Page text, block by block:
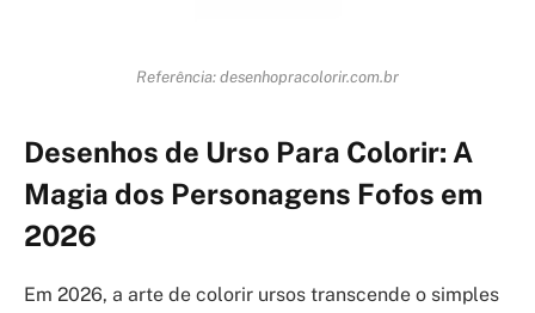
Referência: desenhopracolorir.com.br
Desenhos de Urso Para Colorir: A
Magia dos Personagens Fofos em
2026
Em 2026, a arte de colorir ursos transcende o simples